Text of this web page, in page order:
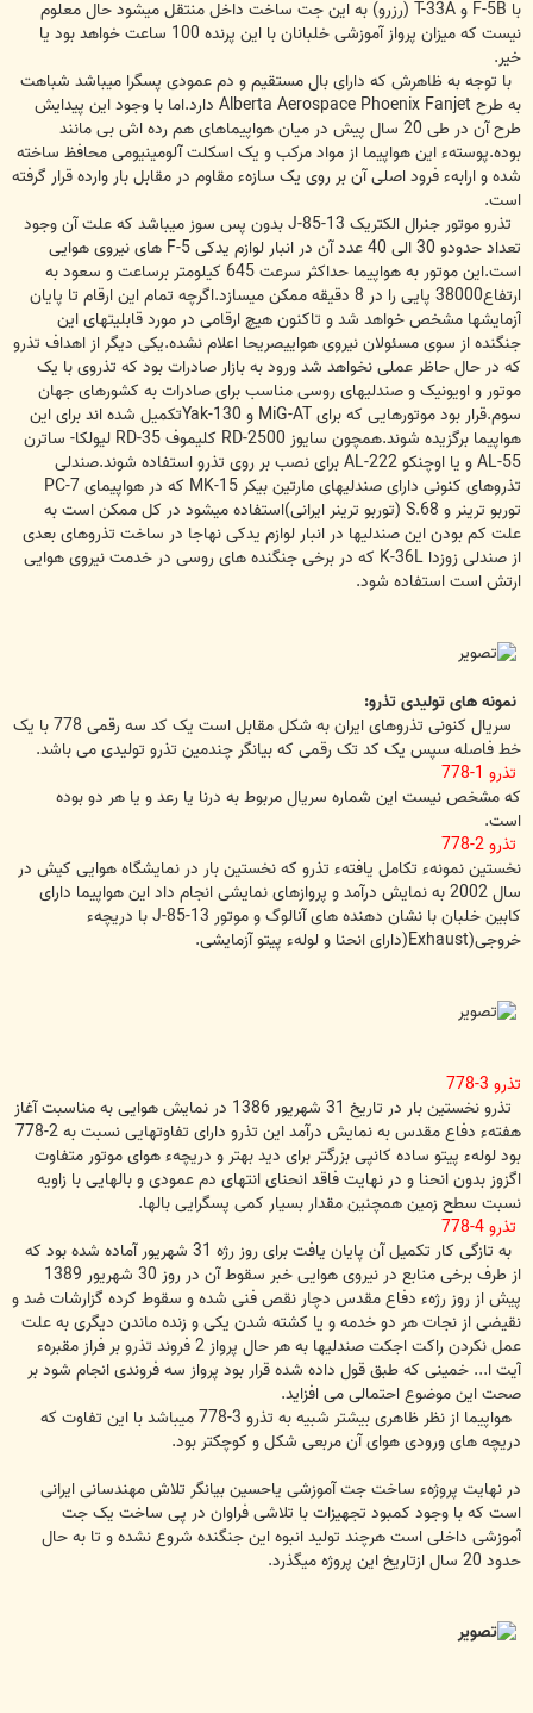
با F-5B و T-33A (رزرو) به این جت ساخت داخل منتقل میشود حال معلوم
نیست که میزان پرواز آموزشی خلبانان با این پرنده 100 ساعت خواهد بود یا
خیر.
با توجه به ظاهرش که دارای بال مستقیم و دم عمودی پسگرا میباشد شباهت
به طرح Alberta Aerospace Phoenix Fanjet دارد.اما با وجود این پیدایش
طرح آن در طی 20 سال پیش در میان هواپیماهای هم رده اش بی مانند
بوده.پوستهء این هواپیما از مواد مرکب و یک اسکلت آلومینیومی محافظ ساخته
شده و ارابهء فرود اصلی آن بر روی یک سازهء مقاوم در مقابل بار وارده قرار گرفته
است.
تذرو موتور جنرال الکتریک J-85-13 بدون پس سوز میباشد که علت آن وجود
تعداد حدودو 30 الی 40 عدد آن در انبار لوازم یدکی F-5 های نیروی هوایی
است.این موتور به هواپیما حداکثر سرعت 645 کیلومتر برساعت و سعود به
ارتفاع38000 پایی را در 8 دقیقه ممکن میسازد.اگرچه تمام این ارقام تا پایان
آزمایشها مشخص خواهد شد و تاکنون هیچ ارقامی در مورد قابلیتهای این
جنگنده از سوی مسئولان نیروی هواییصریحا اعلام نشده.یکی دیگر از اهداف تذرو
که در حال حاظر عملی نخواهد شد ورود به بازار صادرات بود که تذروی با یک
موتور و اویونیک و صندلیهای روسی مناسب برای صادرات به کشورهای جهان
سوم.قرار بود موتورهایی که برای MiG-AT و Yak-130تکمیل شده اند برای این
هواپیما برگزیده شوند.همچون سایوز RD-2500 کلیموف RD-35 لیولکا- ساترن
AL-55 و یا اوچنکو AL-222 برای نصب بر روی تذرو استفاده شوند.صندلی
تذروهای کنونی دارای صندلیهای مارتین بیکر MK-15 که در هواپیمای PC-7
توربو ترینر و S.68 (توربو ترینر ایرانی)استفاده میشود در کل ممکن است به
علت کم بودن این صندلیها در انبار لوازم یدکی نهاجا در ساخت تذروهای بعدی
از صندلی زوزدا K-36L که در برخی جنگنده های روسی در خدمت نیروی هوایی
ارتش است استفاده شود.
نمونه های تولیدی تذرو:
سریال کنونی تذروهای ایران به شکل مقابل است یک کد سه رقمی 778 با یک
خط فاصله سپس یک کد تک رقمی که بیانگر چندمین تذرو تولیدی می باشد.
تذرو 1-778
که مشخص نیست این شماره سریال مربوط به درنا یا رعد و یا هر دو بوده
است.
تذرو 2-778
نخستین نمونهء تکامل یافتهء تذرو که نخستین بار در نمایشگاه هوایی کیش در
سال 2002 به نمایش درآمد و پروازهای نمایشی انجام داد این هواپیما دارای
کابین خلبان با نشان دهنده های آنالوگ و موتور J-85-13 با دریچهء
خروجی(Exhaust(دارای انحنا و لولهء پیتو آزمایشی.
تذرو 3-778
تذرو نخستین بار در تاریخ 31 شهریور 1386 در نمایش هوایی به مناسبت آغاز
هفتهء دفاع مقدس به نمایش درآمد این تذرو دارای تفاوتهایی نسبت به 2-778
بود لولهء پیتو ساده کانپی بزرگتر برای دید بهتر و دریچهء هوای موتور متفاوت
اگزوز بدون انحنا و در نهایت فاقد انحنای انتهای دم عمودی و بالهایی با زاویه
نسبت سطح زمین همچنین مقدار بسیار کمی پسگرایی بالها.
تذرو 4-778
به تازگی کار تکمیل آن پایان یافت برای روز رژه 31 شهریور آماده شده بود که
از طرف برخی منابع در نیروی هوایی خبر سقوط آن در روز 30 شهریور 1389
پیش از روز رژهء دفاع مقدس دچار نقص فنی شده و سقوط کرده گزارشات ضد و
نقیضی از نجات هر دو خدمه و یا کشته شدن یکی و زنده ماندن دیگری به علت
عمل نکردن راکت اجکت صندلیها به هر حال پرواز 2 فروند تذرو بر فراز مقبرهء
آیت ا... خمینی که طبق قول داده شده قرار بود پرواز سه فروندی انجام شود بر
صحت این موضوع احتمالی می افزاید.
هواپیما از نظر ظاهری بیشتر شبیه به تذرو 3-778 میباشد با این تفاوت که
دریچه های ورودی هوای آن مربعی شکل و کوچکتر بود.
در نهایت پروژهء ساخت جت آموزشی یاحسین بیانگر تلاش مهندسانی ایرانی
است که با وجود کمبود تجهیزات با تلاشی فراوان در پی ساخت یک جت
آموزشی داخلی است هرچند تولید انبوه این جنگنده شروع نشده و تا به حال
حدود 20 سال ازتاریخ این پروژه میگذرد.